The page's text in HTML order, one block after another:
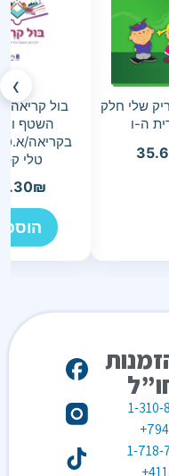
שלי חלק
בול קריאה-
השטף
בקריאה/
טלי
₪
›
1-310-
1-718-